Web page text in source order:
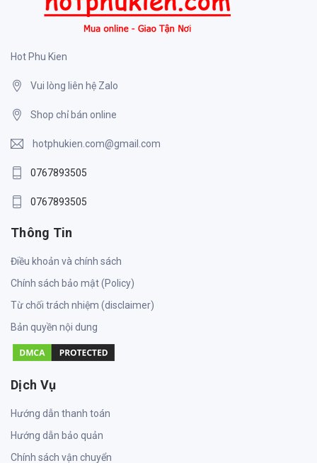
Hot Phu Kien
Vui lòng liên hệ Zalo
Shop chỉ bán online
hotphukien.com@gmail.com
0767893505
0767893505
Thông Tin
Điều khoản và chính sách
Chính sách bảo mật (Policy)
Từ chối trách nhiệm (disclaimer)
Bản quyền nội dung
Dịch Vụ
Hướng dẫn thanh toán
Hướng dẫn bảo quản
Chính sách vận chuyển